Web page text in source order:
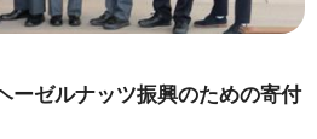
ーゼルナッツ振興のための寄付